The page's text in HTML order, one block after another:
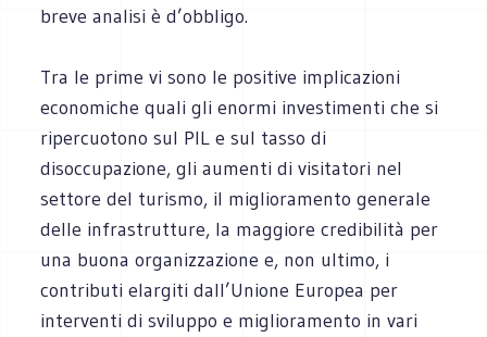
breve analisi è d’obbligo.
Tra le prime vi sono le positive implicazioni
economiche quali gli enormi investimenti che si
ripercuotono sul PIL e sul tasso di
disoccupazione, gli aumenti di visitatori nel
settore del turismo, il miglioramento generale
delle infrastrutture, la maggiore credibilità per
una buona organizzazione e, non ultimo, i
contributi elargiti dall’Unione Europea per
interventi di sviluppo e miglioramento in vari